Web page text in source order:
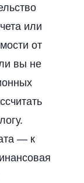
или
от
вы не
— к